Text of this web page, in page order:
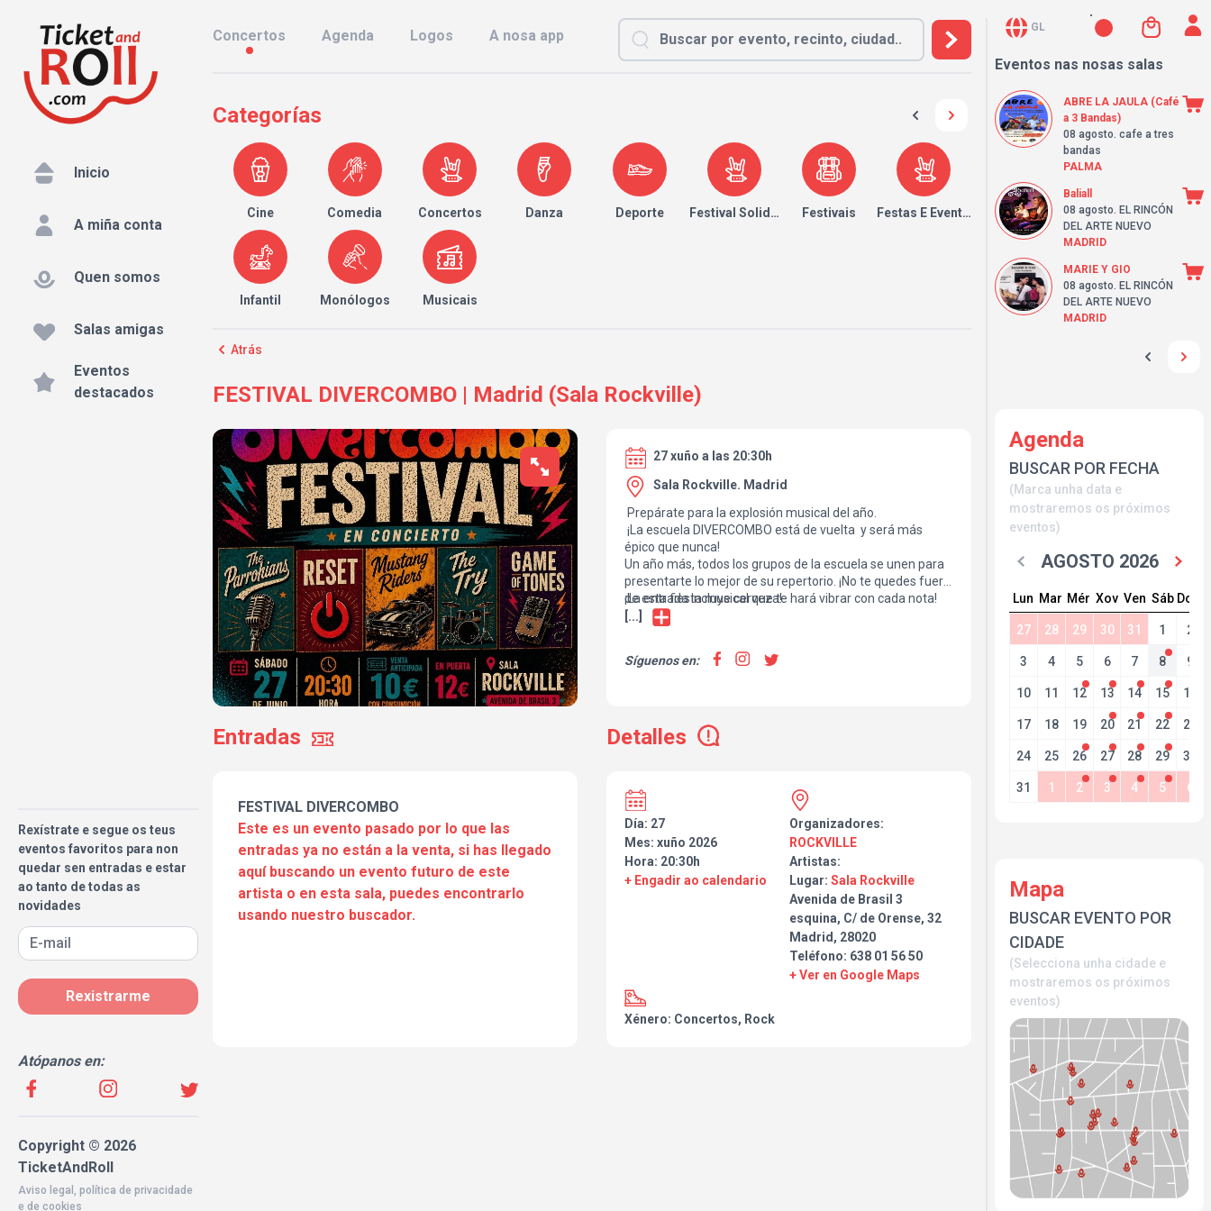
Inicio
A miña conta
Quen somos
Salas amigas
Eventos
destacados
Rexístrate e segue os teus
eventos favoritos para non
quedar sen entradas e estar
ao tanto de todas as
novidades
Rexistrarme
Atópanos en:
Copyright © 2026
TicketAndRoll
Aviso legal , política de privacidade
e de cookies
Concertos Agenda Logos A nosa app
Categorías
Cine Comedia Concertos Danza Deporte Festival Solidario Festivais Festas E Eventos
Infantil Monólogos Musicais
Atrás
FESTIVAL DIVERCOMBO | Madrid (Sala Rockville)
27 xuño a las 20:30h
Sala Rockville. Madrid
Prepárate para la explosión musical del año.
¡La escuela DIVERCOMBO está de vuelta y será más
épico que nunca!
Un año más, todos los grupos de la escuela se unen para
presentarte lo mejor de su repertorio. ¡No te quedes fuera
de esta fiesta musical que te hará vibrar con cada nota!
¡Compra tus entradas ahora y únete a nosotros para
DIVERCOMBO! ¡Te esperamos para una noche llena de
emociones y buena música!
¡La entrada incluye cerveza!
[...]
Síguenos en:
Entradas Detalles
FESTIVAL DIVERCOMBO
Este es un evento pasado por lo que las
entradas ya no están a la venta, si has llegado
aquí buscando un evento futuro de este
artista o en esta sala, puedes encontrarlo
usando nuestro buscador.
Día: 27
Mes: xuño 2026
Hora: 20:30h
+ Engadir ao calendario
Organizadores:
ROCKVILLE
Artistas:
Lugar: Sala Rockville
Avenida de Brasil 3
esquina, C/ de Orense, 32
Madrid, 28020
Teléfono: 638 01 56 50
+ Ver en Google Maps
Xénero: Concertos, Rock
GL
Eventos nas nosas salas
ABRE LA JAULA (Café
a 3 Bandas)
08 agosto. cafe a tres
bandas
PALMA
Baliall
08 agosto. EL RINCÓN
DEL ARTE NUEVO
MADRID
MARIE Y GIO
08 agosto. EL RINCÓN
DEL ARTE NUEVO
MADRID
Agenda
BUSCAR POR FECHA
(Marca unha data e
mostraremos os próximos
eventos)
AGOSTO 2026
Lun Mar Mér Xov Ven Sáb Dom
27 28 29 30 31 1 2
3 4 5 6 7 8 9
10 11 12 13 14 15 16
17 18 19 20 21 22 23
24 25 26 27 28 29 30
31 1 2 3 4 5 6
Mapa
BUSCAR EVENTO POR
CIDADE
(Selecciona unha cidade e
mostraremos os próximos
eventos)